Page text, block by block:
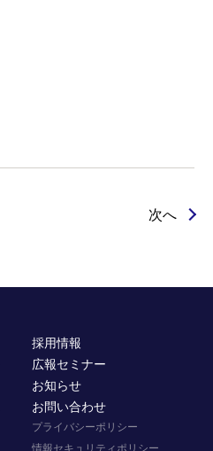
次へ
採用情報
広報セミナー
お知らせ
お問い合わせ
プライバシーポリシー
情報セキュリティポリシー